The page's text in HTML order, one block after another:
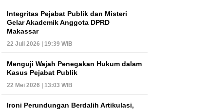
Integritas Pejabat Publik dan Misteri
Gelar Akademik Anggota DPRD
Makassar
22 Juli 2026 | 19:39 WIB
Menguji Wajah Penegakan Hukum dalam
Kasus Pejabat Publik
22 Mei 2026 | 13:03 WIB
Ironi Perundungan Berdalih Artikulasi,